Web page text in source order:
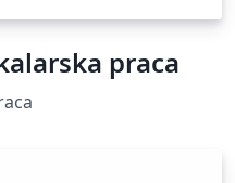
praca